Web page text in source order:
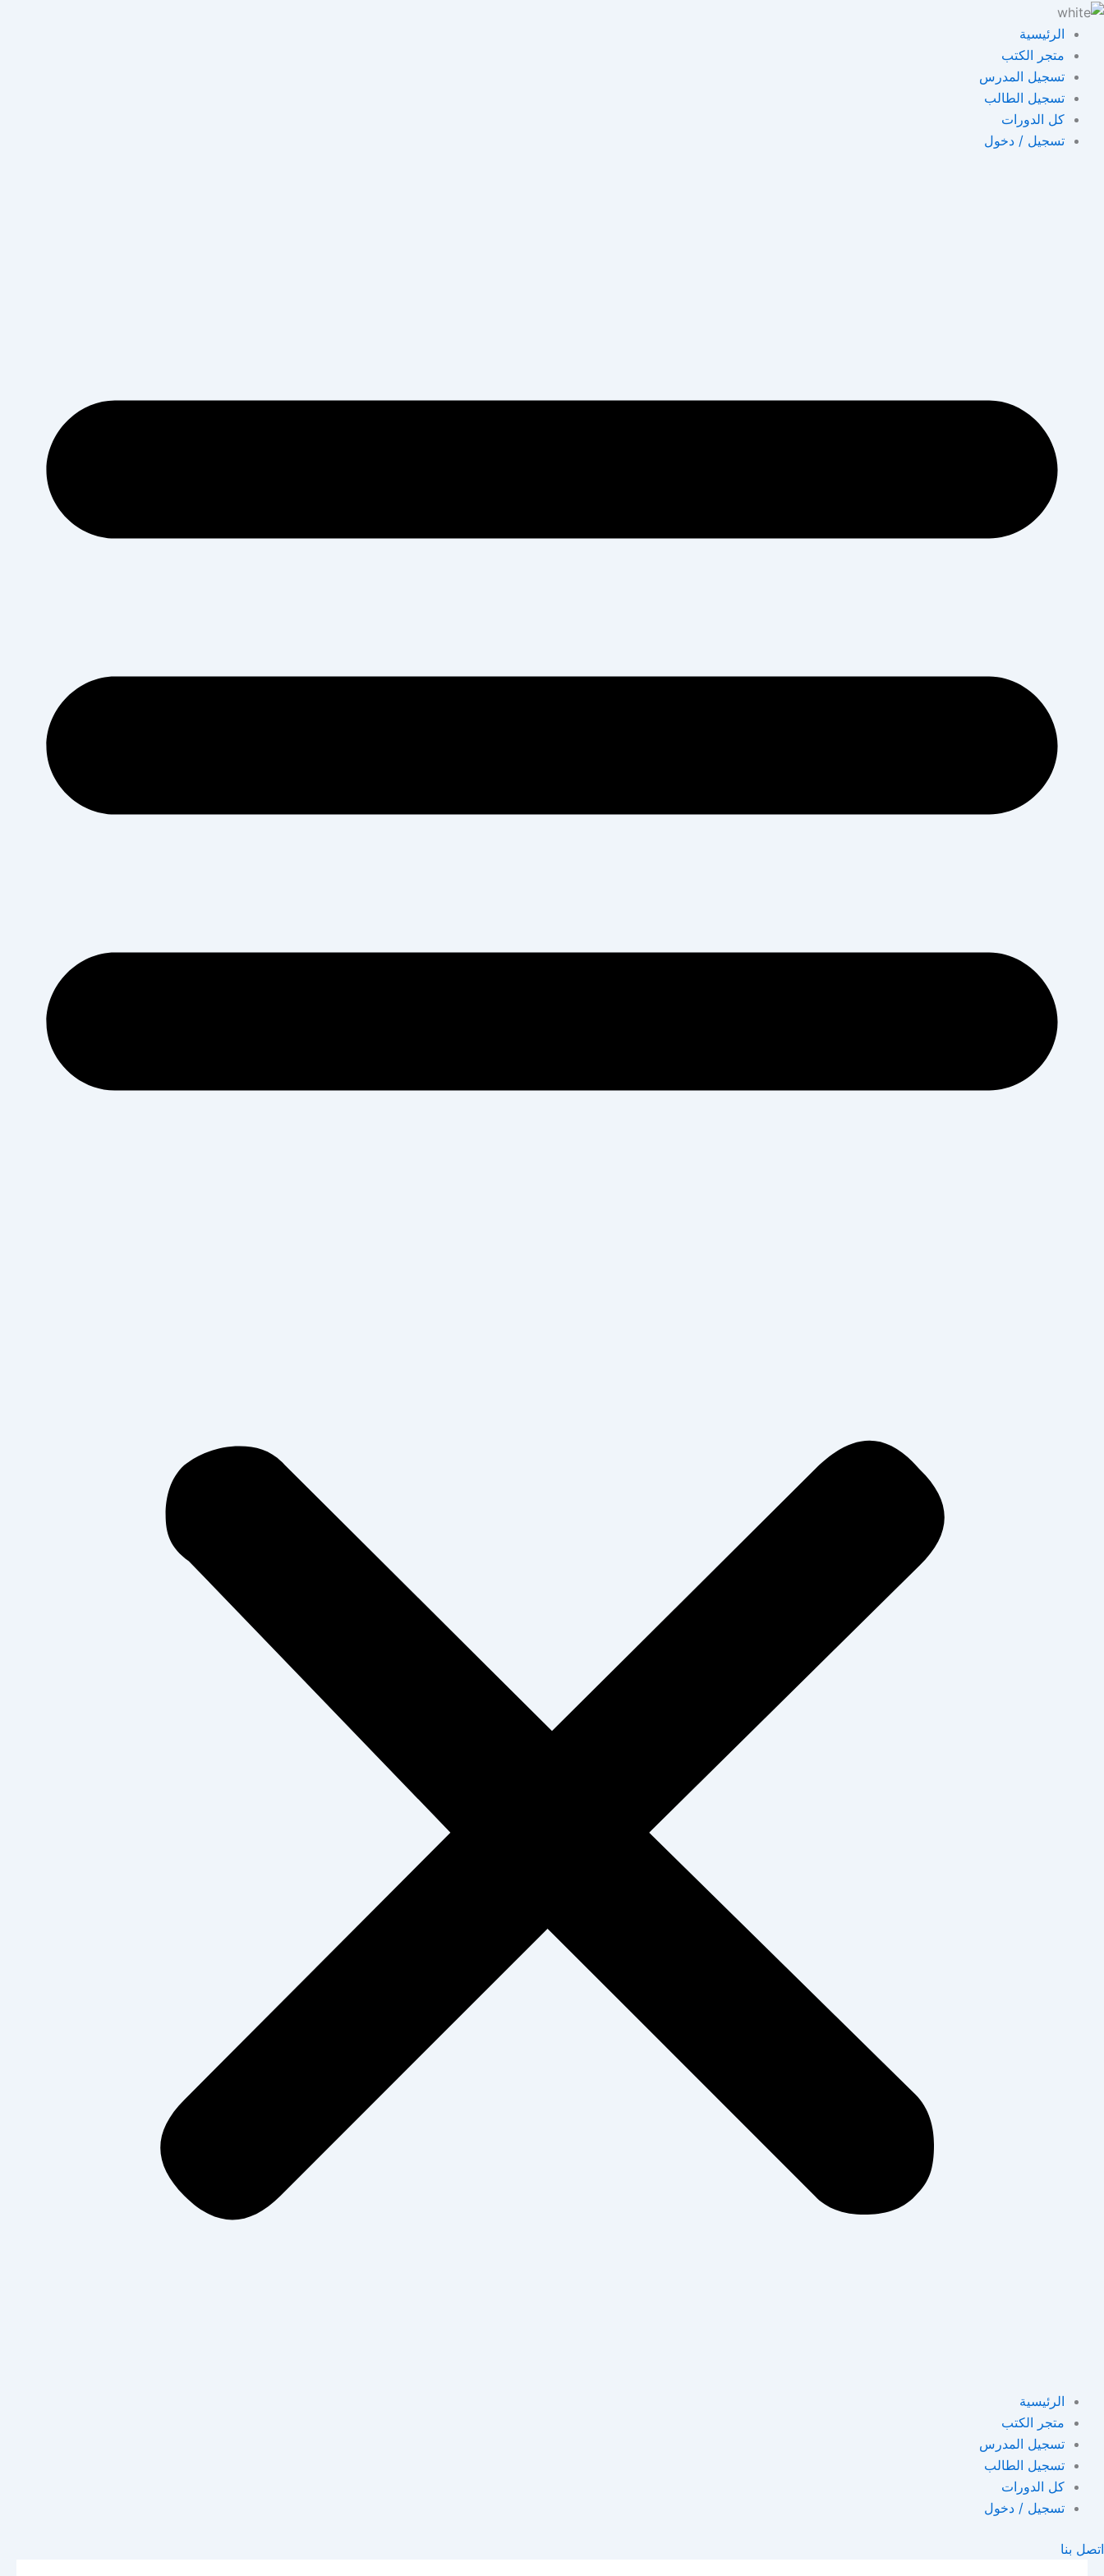
تخطي
المحتوى
الرئيسية
متجر الكتب
تسجيل المدرس
تسجيل الطالب
كل الدورات
تسجيل / دخول
الرئيسية
متجر الكتب
تسجيل المدرس
تسجيل الطالب
كل الدورات
تسجيل / دخول
اتصل بنا